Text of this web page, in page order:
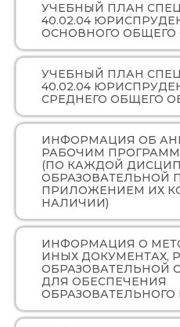
УЧЕБНЫЙ ПЛАН
40.02.04
ОСНОВНОГО ОБЩЕГО
УЧЕБНЫЙ ПЛАН
40.02.04
СРЕДНЕГО ОБЩЕГО
ИНФОРМАЦИЯ ОБ
РАБОЧИМ
(ПО КАЖДОЙ
ОБРАЗОВАТЕЛЬНОЙ
ПРИЛОЖЕНИЕМ ИХ
НАЛИЧИИ)
ИНФОРМАЦИЯ О
ИНЫХ ДОКУМЕНТАХ,
ОБРАЗОВАТЕЛЬНОЙ
ДЛЯ ОБЕСПЕЧЕНИЯ
ОБРАЗОВАТЕЛЬНОГО